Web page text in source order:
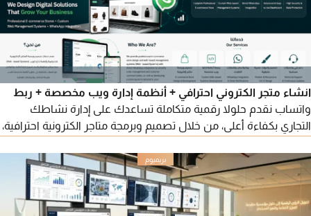
انشاء متجر الكتروني احترافي + أنظمة إدارة ويب مخصصة + ربط
واتساب نقدم حلولا رقمية متكاملة تساعدك على إدارة نشاطك
التجاري بكفاءة أعلى، من خلال تصميم وبرمجة متاجر الكترونية احترافية،
لتسهيل استقبال الطلبات والتواصل مع العملاء. نوفر لك متجرا
الكتروني متكاملا يعمل على جميع الاجهزة، ولوحة تحكم سهلة لإدارة
المنتجات والطلبات والعملاء، مع امكانية